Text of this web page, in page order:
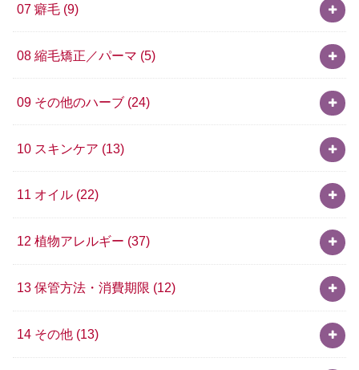
07 癖毛 (9)
08 縮毛矯正／パーマ (5)
09 その他のハーブ (24)
10 スキンケア (13)
11 オイル (22)
12 植物アレルギー (37)
13 保管方法・消費期限 (12)
14 その他 (13)